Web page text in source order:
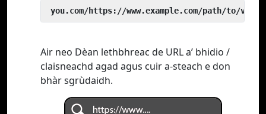
you.com/https://www.example.com/path/to/video
Air neo Dèan lethbhreac de URL a’ bhidio /
claisneachd agad agus cuir a-steach e don
bhàr sgrùdaidh.